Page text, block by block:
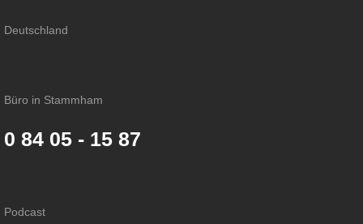
Deutschland
Büro in Stammham
0 84 05 - 15 87
Podcast